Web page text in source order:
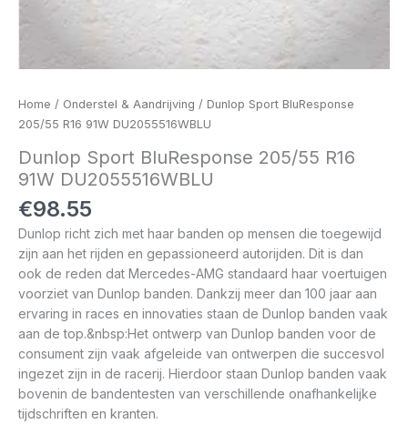
Home / Onderstel & Aandrijving / Dunlop Sport BluResponse
205/55 R16 91W DU2055516WBLU
Dunlop Sport BluResponse 205/55 R16
91W DU2055516WBLU
€98.55
Dunlop richt zich met haar banden op mensen die toegewijd
zijn aan het rijden en gepassioneerd autorijden. Dit is dan
ook de reden dat Mercedes-AMG standaard haar voertuigen
voorziet van Dunlop banden. Dankzij meer dan 100 jaar aan
ervaring in races en innovaties staan de Dunlop banden vaak
aan de top.&nbsp:Het ontwerp van Dunlop banden voor de
consument zijn vaak afgeleide van ontwerpen die succesvol
ingezet zijn in de racerij. Hierdoor staan Dunlop banden vaak
bovenin de bandentesten van verschillende onafhankelijke
tijdschriften en kranten.